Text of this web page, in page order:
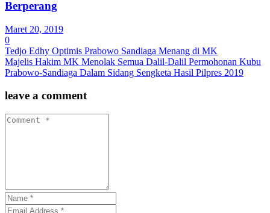
Berperang
Maret 20, 2019
0
Tedjo Edhy Optimis Prabowo Sandiaga Menang di MK
Majelis Hakim MK Menolak Semua Dalil-Dalil Permohonan Kubu
Prabowo-Sandiaga Dalam Sidang Sengketa Hasil Pilpres 2019
leave a comment